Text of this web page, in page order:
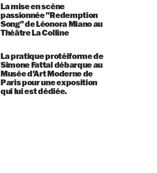
La mise en scène
passionnée "Redemption
Song" de Léonora Miano au
Théâtre La Colline
La pratique protéiforme de
Simone Fattal débarque au
Musée d'Art Moderne de
Paris pour une exposition
qui lui est dédiée.